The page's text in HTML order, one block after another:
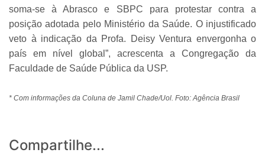
soma-se à Abrasco e SBPC para protestar contra a
posição adotada pelo Ministério da Saúde. O injustificado
veto à indicação da Profa. Deisy Ventura envergonha o
país em nível global”, acrescenta a Congregação da
Faculdade de Saúde Pública da USP.
* Com informações da Coluna de Jamil Chade/Uol. Foto: Agência Brasil
Compartilhe...